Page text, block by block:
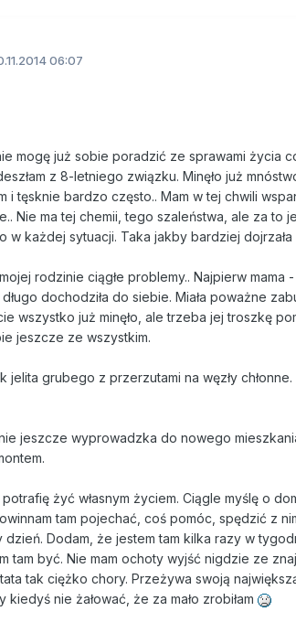
06:07
mogę już sobie poradzić ze sprawami życia
z 8-letniego związku. Minęło już
i tęsknie bardzo często.. Mam w tej chwili
Nie ma tej chemii, tego szaleństwa, ale za to
każdej sytuacji. Taka jakby bardziej dojrzała
rodzinie ciągłe problemy.. Najpierw mama
dochodziła do siebie. Miała poważne
wszystko już minęło, ale trzeba jej troszkę
jeszcze ze wszystkim.
jelita grubego z przerzutami na węzły
jeszcze wyprowadzka do nowego
żyć własnym życiem. Ciągle myślę o
tam pojechać, coś pomóc, spędzić z
Dodam, że jestem tam kilka razy w
tam być. Nie mam ochoty wyjść nigdzie ze
tak ciężko chory. Przeżywa swoją
nie żałować, że za mało zrobiłam